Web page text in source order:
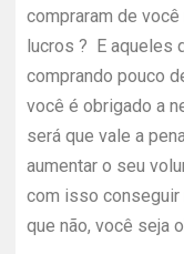
compraram de
lucros ? E aqueles
comprando pouco
você é obrigado a
será que vale a
aumentar o seu
com isso
que não, você seja